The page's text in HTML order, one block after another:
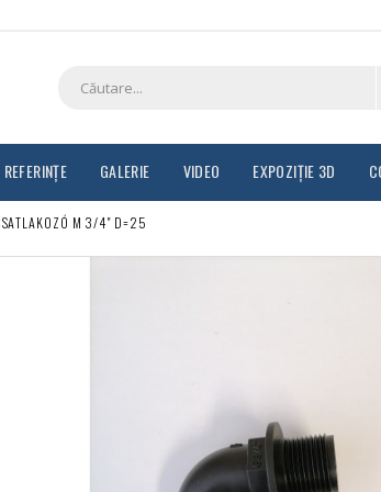
REFERINȚE GALERIE VIDEO EXPOZIȚIE 3D
M 3/4" D=25